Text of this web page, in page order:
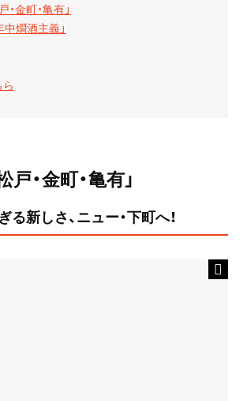
・金町・亀有」
燗酒主義」
戸・金町・亀有」
新しさ、ニュー・下町へ！